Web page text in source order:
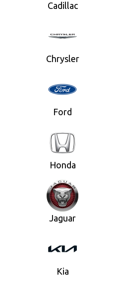
Cadillac
Chrysler
Ford
Honda
Jaguar
Kia